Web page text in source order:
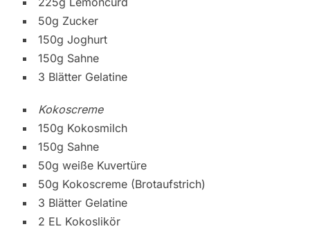
50g Zucker
150g Joghurt
150g Sahne
3 Blätter Gelatine
Kokoscreme
150g Kokosmilch
150g Sahne
50g weiße Kuvertüre
50g Kokoscreme (Brotaufstrich)
3 Blätter Gelatine
2 EL Kokoslikör